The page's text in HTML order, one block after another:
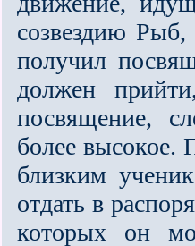
созвездию
получил
должен
посвящение,
более высокое.
близким
отдать в
которых он